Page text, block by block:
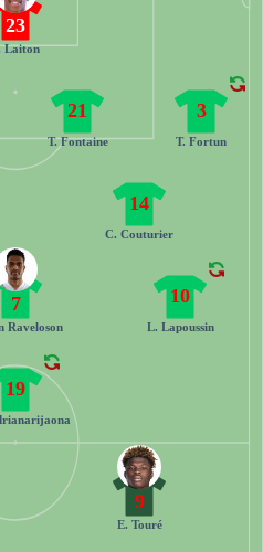
23
Laiton
3
T. Fortun
21
T. Fontaine
14
C. Couturier
10
L. Lapoussin
7
Raveloson
19
9
E. Touré